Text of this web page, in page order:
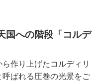
国への階段「コルデ
作り上げたコルディリ
ばれる圧巻の光景をご